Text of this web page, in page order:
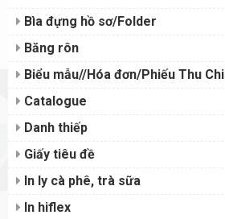
Bìa đựng hồ sơ/Folder
Băng rôn
Biểu mẫu//Hóa đơn/Phiếu Thu Chi
Catalogue
Danh thiếp
Giấy tiêu đề
In ly cà phê, trà sữa
In hiflex